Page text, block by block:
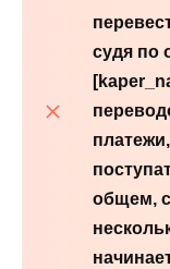
судя по
[kaper
общем,